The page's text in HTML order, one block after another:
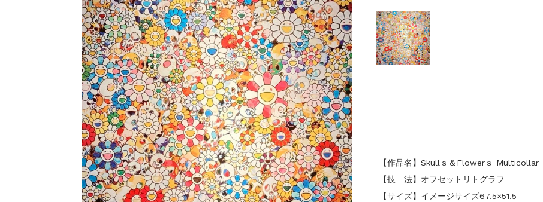
【作品名】Skullｓ＆Flowerｓ Multicollar
【技 法】オフセットリトグラフ
【サイズ】イメージサイズ67.5×51.5